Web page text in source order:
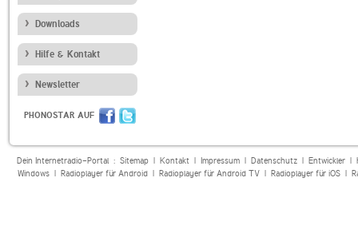
Downloads
Hilfe & Kontakt
Newsletter
PHONOSTAR AUF
Dein Internetradio-Portal : Sitemap| Kontakt| Impressum| Datenschutz| Entwickler|
Windows| Radioplayer für Android| Radioplayer für Android TV| Radioplayer für iOS|